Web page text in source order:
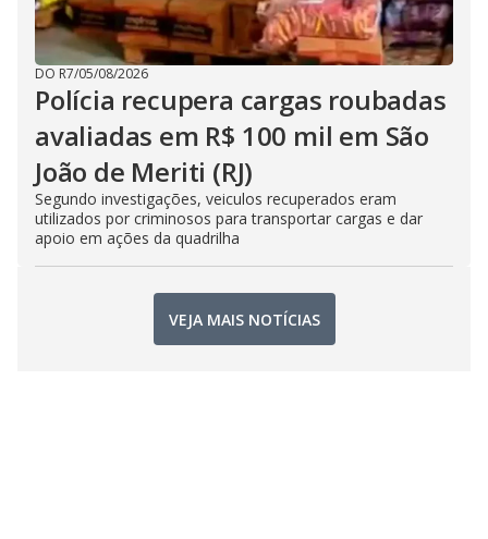
DO R7/05/08/2026
Polícia recupera cargas roubadas
avaliadas em R$ 100 mil em São
João de Meriti (RJ)
Segundo investigações, veiculos recuperados eram
utilizados por criminosos para transportar cargas e dar
apoio em ações da quadrilha
VEJA MAIS NOTÍCIAS